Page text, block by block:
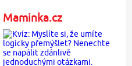
Maminka.cz